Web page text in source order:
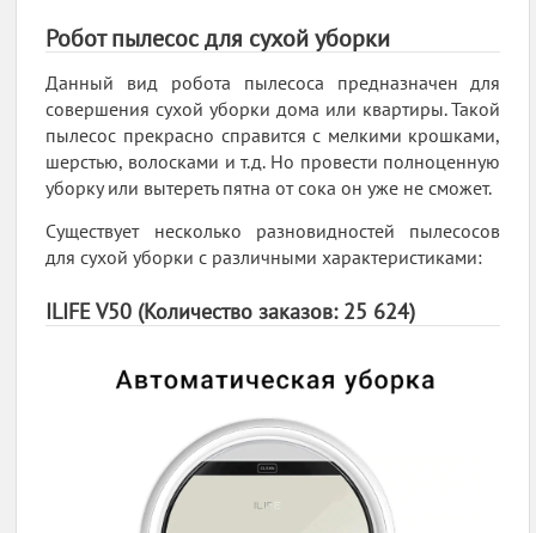
Робот пылесос для сухой уборки
Данный вид робота пылесоса предназначен для
совершения сухой уборки дома или квартиры. Такой
пылесос прекрасно справится с мелкими крошками,
шерстью, волосками и т.д. Но провести полноценную
уборку или вытереть пятна от сока он уже не сможет.
Существует несколько разновидностей пылесосов
для сухой уборки с различными характеристиками:
ILIFE V50 (Количество заказов: 25 624)